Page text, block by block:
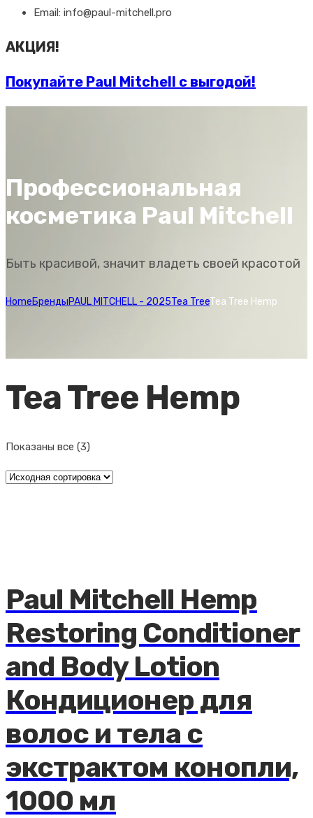
Email: info@paul-mitchell.pro
АКЦИЯ!
Покупайте Paul Mitchell с выгодой!
Профессиональная
косметика Paul Mitchell
Быть красивой, значит владеть своей красотой
HomeБрендыPAUL MITCHELL - 2025Tea TreeTea Tree Hemp
Tea Tree Hemp
Показаны все (3)
Paul Mitchell Hemp
Restoring Conditioner
and Body Lotion
Кондиционер для
волос и тела с
экстрактом конопли,
1000 мл